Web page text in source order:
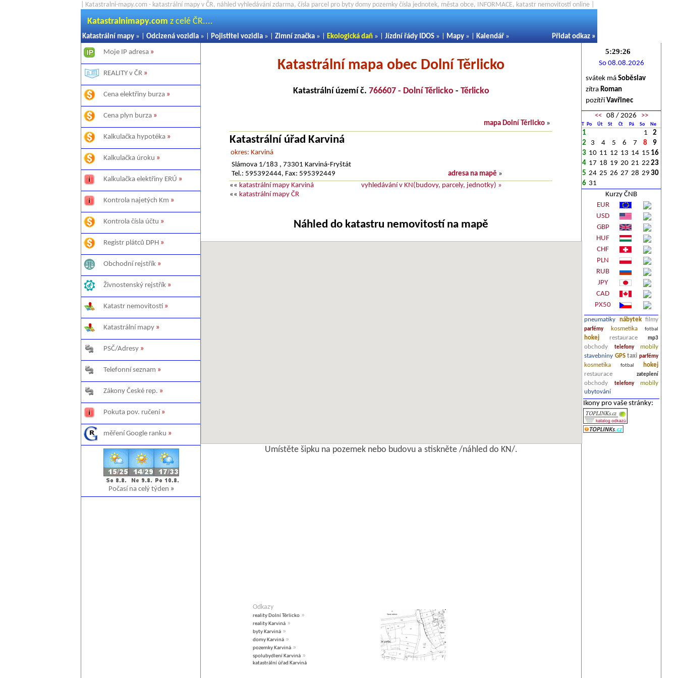
| Katastralni-mapy.com - katastrální mapy v ČR, náhled vyhledávání zdarma, čísla parcel pro byty domy pozemky čísla jednotek, města obce, INFORMACE, katastr nemovitostí online |
Katastralnimapy.com z celé ČR....
Katastrální mapy » | Odcizená vozidla » | Pojistitel vozidla » | Zimní značka » | Ekologická daň » | Jízdní řády IDOS » | Mapy » | Kalendář » Přidat odkaz »
Moje IP adresa »
REALITY v ČR »
Cena elektřiny burza »
Cena plyn burza »
Kalkulačka hypotéka »
Kalkulačka úroku »
Kalkulačka elektřiny ERÚ »
Kontrola najetých Km »
Kontrola čísla účtu »
Registr plátců DPH »
Obchodní rejstřík »
Živnostenský rejstřík »
Katastr nemovitostí »
Katastrální mapy »
PSČ/Adresy »
Telefonní seznam »
Zákony České rep. »
Pokuta pov. ručení »
měření Google ranku »
Počasí na celý týden »
Katastrální mapa obec Dolní Těrlicko
Katastrální území č. 766607 - Dolní Těrlicko- Těrlicko
mapa Dolní Těrlicko »
Katastrální úřad Karviná
okres: Karviná
Slámova 1/183 , 73301 Karviná-Fryštát
Tel.: 595392444, Fax: 595392449
adresa na mapě »
«« katastrální mapy Karviná
«« katastrální mapy ČR
vyhledávání v KN(budovy, parcely, jednotky) »
Náhled do katastru nemovitostí na mapě
Umístěte šipku na pozemek nebo budovu a stiskněte /náhled do KN/.
Odkazy
reality Dolní Těrlicko »
reality Karviná »
byty Karviná »
domy Karviná »
pozemky Karviná »
spolubydlení Karviná »
katastrální úřad Karviná
So 08.08.2026
svátek má Soběslav
zítra Roman
pozítří Vavřinec
<<08 / 2026 >>
T Po Út St Čt Pá So Ne
1 1
2
2
3 4 5 6 7 8
9
3 10 11 12 13 14 15 16
4 17 18 19 20 21 22 23
5 24 25 26 27 28 29 30
6 31
Kurzy ČNB
EUR
USD
GBP
HUF
CHF
PLN
RUB
JPY
CAD
PX50
pneumatiky nábytek filmy
parfémy kosmetika fotbal
hokej restaurace mp3
obchody telefony
mobily
stavebniny GPS taxi parfémy
kosmetika fotbal
hokej
restaurace
zateplení
obchody telefony
mobily
ubytování
Ikony pro vaše stránky: